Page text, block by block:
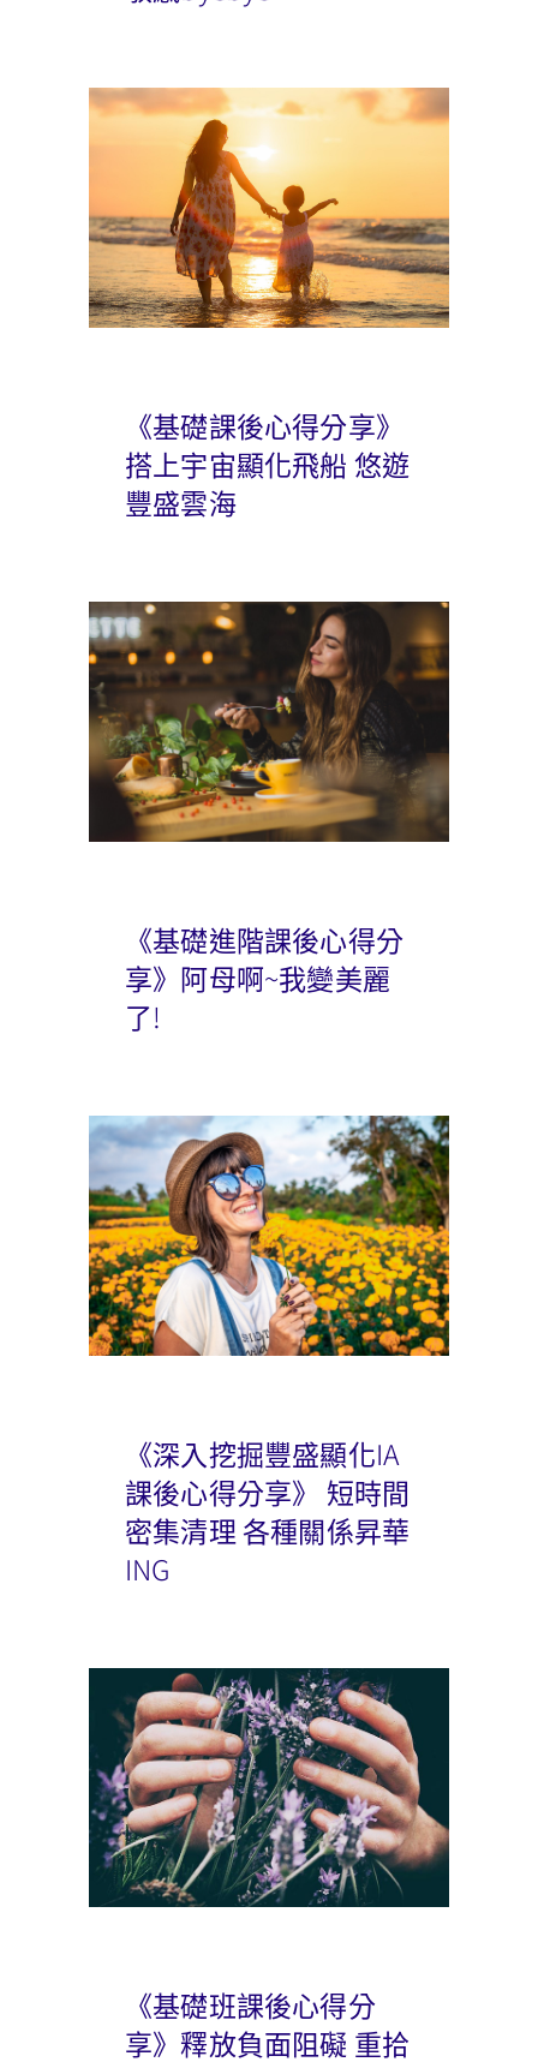
《基礎課後心得分享》
搭上宇宙顯化飛船 悠遊
豐盛雲海
《基礎進階課後心得分
享》阿母啊~我變美麗
了!
《深入挖掘豐盛顯化IA
課後心得分享》 短時間
密集清理 各種關係昇華
ING
《基礎班課後心得分
享》釋放負面阻礙 重拾